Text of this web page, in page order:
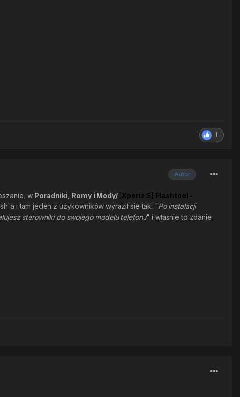
1
Autor
w Poradniki, Romy i Mody/ [Xperia S] Flashtool -
i tam jeden z użykowników wyraził sie tak: "Po instalacji
sterowniki do swojego modelu telefonu" i właśnie to zdanie